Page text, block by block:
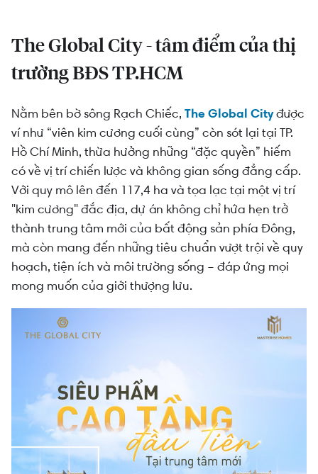
The Global City - tâm điểm của thị
trường BĐS TP.HCM
Nằm bên bờ sông Rạch Chiếc, The Global Cityđược
ví như “viên kim cương cuối cùng” còn sót lại tại TP.
Hồ Chí Minh, thừa hưởng những “đặc quyền” hiếm
có về vị trí chiến lược và không gian sống đẳng cấp.
Với quy mô lên đến 117,4 ha và tọa lạc tại một vị trí
"kim cương" đắc địa, dự án không chỉ hứa hẹn trở
thành trung tâm mới của bất động sản phía Đông,
mà còn mang đến những tiêu chuẩn vượt trội về quy
hoạch, tiện ích và môi trường sống – đáp ứng mọi
mong muốn của giới thượng lưu.